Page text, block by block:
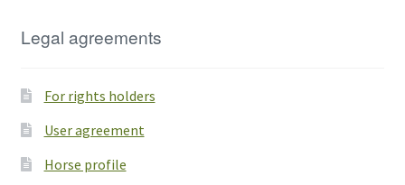
Legal agreements
For rights holders
User agreement
Horse profile